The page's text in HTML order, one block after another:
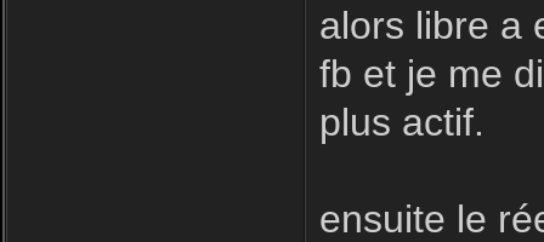
alors libre a
fb et je me
plus actif.
ensuite le